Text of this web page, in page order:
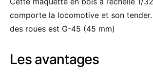
comporte la locomotive et son tender.
des roues est G-45 (45 mm)
Les avantages